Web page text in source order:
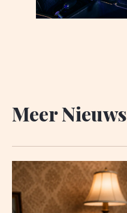
Meer Nieuws